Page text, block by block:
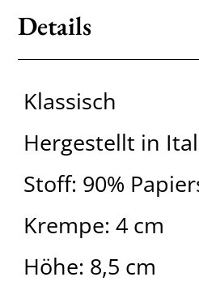
Details
Klassisch
Hergestellt in
Stoff: 90%
Krempe: 4 cm
Höhe: 8,5 cm